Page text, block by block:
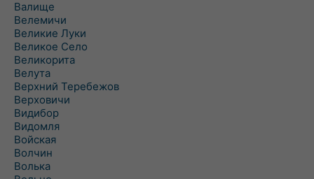
Валище
Велемичи
Великие Луки
Великое Село
Великорита
Велута
Верхний Теребежов
Верховичи
Видибор
Видомля
Войская
Волчин
Волька